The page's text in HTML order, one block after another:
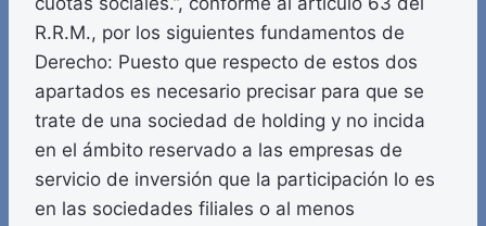
R.R.M., por los siguientes fundamentos de
Derecho: Puesto que respecto de estos dos
apartados es necesario precisar para que se
trate de una sociedad de holding y no incida
en el ámbito reservado a las empresas de
servicio de inversión que la participación lo es
en las sociedades filiales o al menos